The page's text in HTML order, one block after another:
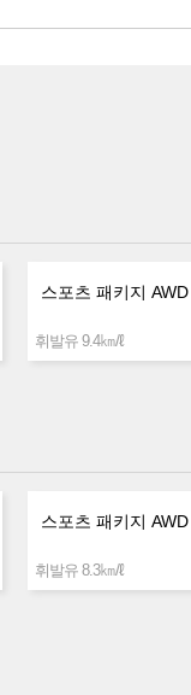
스포츠 패키지 AWD
휘발유 9.4㎞/ℓ
스포츠 패키지 AWD
휘발유 8.3㎞/ℓ